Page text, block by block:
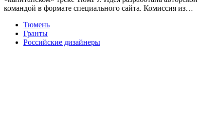
командой в формате специального сайта. Комиссия из…
Тюмень
Гранты
Российские дизайнеры